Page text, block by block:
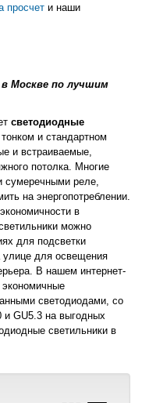
просчет и наши
Москве по лучшим
светодиодные
и стандартном
и встраиваемые,
потолка. Многие
реле,
на энергопотреблении.
в
можно
для подсветки
улице для освещения
В нашем интернет-
светодиодами, со
GU5.3 на выгодных
светильники в